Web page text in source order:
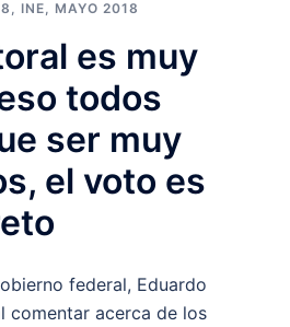
, INE, MAYO 2018
es muy
todos
ser muy
el voto es
federal, Eduardo
comentar acerca de los